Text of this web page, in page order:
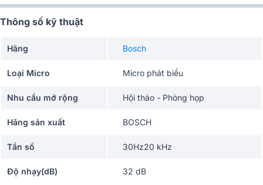
Thông số kỹ thuật
Hãng Bosch
Loại Micro Micro phát biểu
Nhu cầu mở rộng Hội thảo - Phòng họp
Hãng sản xuất BOSCH
Tần số 30Hz20 kHz
Độ nhạy(dB) 32 dB